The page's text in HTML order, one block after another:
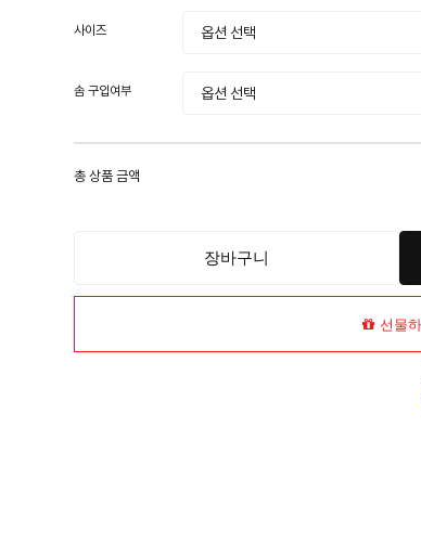
사이즈
솜 구입여부
총 상품 금액
장바구니
선물